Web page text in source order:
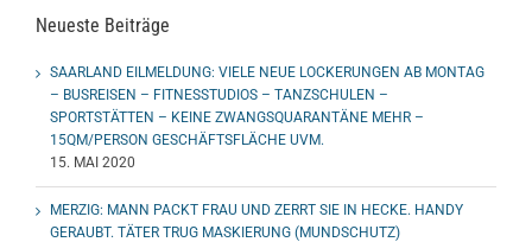
Neueste Beiträge
SAARLAND EILMELDUNG: VIELE NEUE LOCKERUNGEN AB MONTAG
– BUSREISEN – FITNESSTUDIOS – TANZSCHULEN –
SPORTSTÄTTEN – KEINE ZWANGSQUARANTÄNE MEHR –
15QM/PERSON GESCHÄFTSFLÄCHE UVM.
15. MAI 2020
MERZIG: MANN PACKT FRAU UND ZERRT SIE IN HECKE. HANDY
GERAUBT. TÄTER TRUG MASKIERUNG (MUNDSCHUTZ)